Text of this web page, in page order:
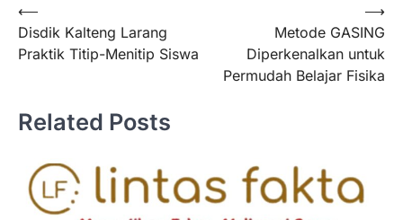
Navigasi
pos
⟵
Disdik Kalteng Larang
Praktik Titip-Menitip Siswa
Metode GASING
Diperkenalkan untuk
Permudah Belajar Fisika
⟶
Related Posts